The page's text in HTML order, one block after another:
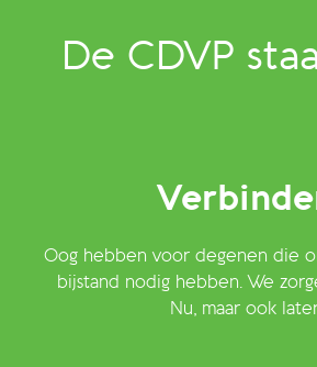
De CDVP
Oog hebben voor degenen die
bijstand nodig hebben. We
Nu, maar ook